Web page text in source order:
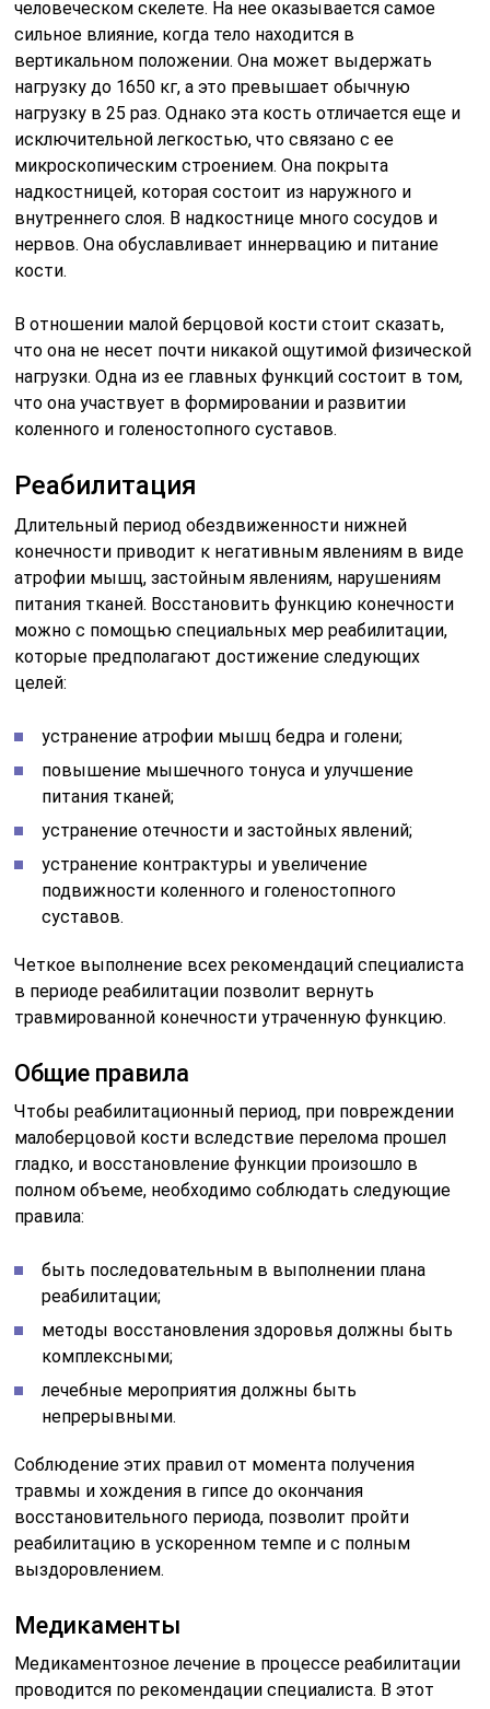
человеческом скелете. На нее оказывается самое
сильное влияние, когда тело находится в
вертикальном положении. Она может выдержать
нагрузку до 1650 кг, а это превышает обычную
нагрузку в 25 раз. Однако эта кость отличается еще и
исключительной легкостью, что связано с ее
микроскопическим строением. Она покрыта
надкостницей, которая состоит из наружного и
внутреннего слоя. В надкостнице много сосудов и
нервов. Она обуславливает иннервацию и питание
кости.
В отношении малой берцовой кости стоит сказать,
что она не несет почти никакой ощутимой физической
нагрузки. Одна из ее главных функций состоит в том,
что она участвует в формировании и развитии
коленного и голеностопного суставов.
Реабилитация
Длительный период обездвиженности нижней
конечности приводит к негативным явлениям в виде
атрофии мышц, застойным явлениям, нарушениям
питания тканей. Восстановить функцию конечности
можно с помощью специальных мер реабилитации,
которые предполагают достижение следующих
целей:
устранение атрофии мышц бедра и голени;
повышение мышечного тонуса и улучшение
питания тканей;
устранение отечности и застойных явлений;
устранение контрактуры и увеличение
подвижности коленного и голеностопного
суставов.
Четкое выполнение всех рекомендаций специалиста
в периоде реабилитации позволит вернуть
травмированной конечности утраченную функцию.
Общие правила
Чтобы реабилитационный период, при повреждении
малоберцовой кости вследствие перелома прошел
гладко, и восстановление функции произошло в
полном объеме, необходимо соблюдать следующие
правила:
быть последовательным в выполнении плана
реабилитации;
методы восстановления здоровья должны быть
комплексными;
лечебные мероприятия должны быть
непрерывными.
Соблюдение этих правил от момента получения
травмы и хождения в гипсе до окончания
восстановительного периода, позволит пройти
реабилитацию в ускоренном темпе и с полным
выздоровлением.
Медикаменты
Медикаментозное лечение в процессе реабилитации
проводится по рекомендации специалиста. В этот